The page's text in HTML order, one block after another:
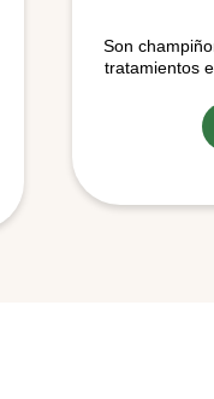
Son
tratamientos
en